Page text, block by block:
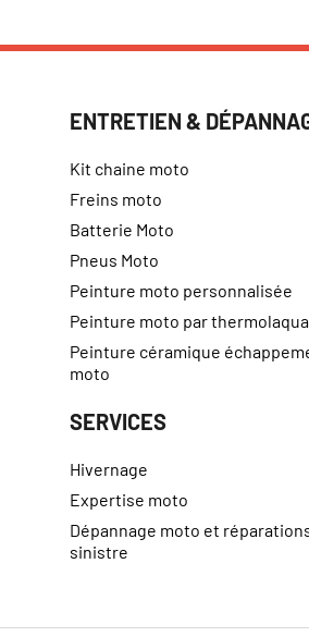
ENTRETIEN &
Kit chaine moto
Freins moto
Batterie Moto
Pneus Moto
Peinture moto personnalisée
Peinture moto par
Peinture céramique
moto
SERVICES
Hivernage
Expertise moto
Dépannage moto et
sinistre